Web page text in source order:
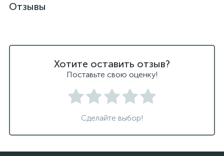
Отзывы
Хотите оставить отзыв?
Поставьте свою оценку!
Сделайте выбор!